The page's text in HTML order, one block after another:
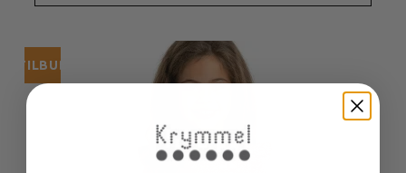
TILBUD